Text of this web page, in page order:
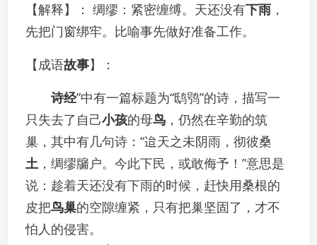
【解释】： 绸缪：紧密缠缚。天还没有下雨 ，
先把门窗绑牢。比喻事先做好准备工作。
【成语故事】：
诗经”中有一篇标题为“鸱鸮”的诗，描写一
只失去了自己小孩的母鸟 ，仍然在辛勤的筑
巢，其中有几句诗：“迨天之未阴雨，彻彼桑
土 ，绸缪牖户。今此下民，或敢侮予！”意思是
说：趁着天还没有下雨的时候，赶快用桑根的
皮把鸟巢的空隙缠紧，只有把巢坚固了，才不
怕人的侵害。